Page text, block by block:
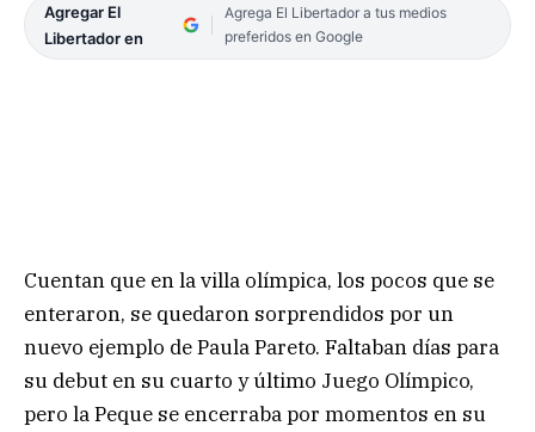
Agregar El
Libertador en
Agrega El Libertador a tus medios
preferidos en Google
Cuentan que en la villa olímpica, los pocos que se
enteraron, se quedaron sorprendidos por un
nuevo ejemplo de Paula Pareto. Faltaban días para
su debut en su cuarto y último Juego Olímpico,
pero la Peque se encerraba por momentos en su